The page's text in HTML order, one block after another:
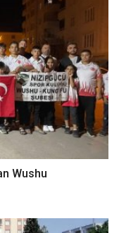
Wushu